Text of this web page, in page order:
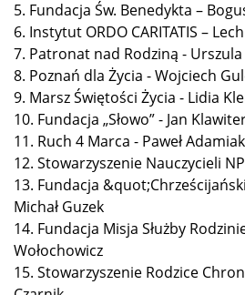
5. Fundacja Św. Benedykta –
6. Instytut ORDO CARITATIS –
7. Patronat nad Rodziną -
8. Poznań dla Życia - Wojciech
9. Marsz Świętości Życia - Lidia
10. Fundacja „Słowo” - Jan
11. Ruch 4 Marca - Paweł Adamiak
12. Stowarzyszenie Nauczycieli
13. Fundacja
Michał Guzek
14. Fundacja Misja Służby
Wołochowicz
15. Stowarzyszenie Rodzice